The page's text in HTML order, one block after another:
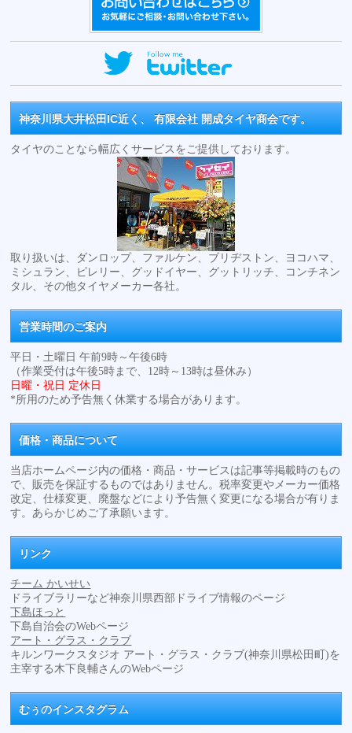
神奈川県大井松田IC近く、 有限会社 開成タイヤ商会です。
タイヤのことなら幅広くサービスをご提供しております。
取り扱いは、ダンロップ、ファルケン、ブリヂストン、ヨコハマ、
ミシュラン、ピレリー、グッドイヤー、グットリッチ、コンチネン
タル、その他タイヤメーカー各社。
営業時間のご案内
平日・土曜日 午前9時～午後6時
（作業受付は午後5時まで、12時～13時は昼休み）
日曜・祝日 定休日
*所用のため予告無く休業する場合があります。
価格・商品について
当店ホームページ内の価格・商品・サービスは記事等掲載時のもの
で、販売を保証するものではありません。税率変更やメーカー価格
改定、仕様変更、廃盤などにより予告無く変更になる場合が有りま
す。あらかじめご了承願います。
リンク
チーム かいせい
ドライブラリーなど神奈川県西部ドライブ情報のページ
下島ほっと
下島自治会のWebページ
アート・グラス・クラブ
キルンワークスタジオ アート・グラス・クラブ(神奈川県松田町)を
主宰する木下良輔さんのWebページ
むぅのインスタグラム